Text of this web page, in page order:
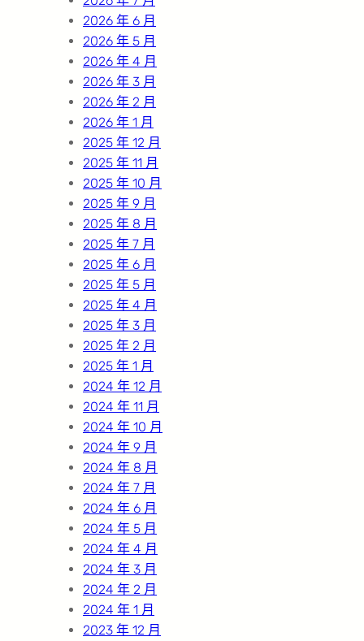
2026 年 6 月
2026 年 5 月
2026 年 4 月
2026 年 3 月
2026 年 2 月
2026 年 1 月
2025 年 12 月
2025 年 11 月
2025 年 10 月
2025 年 9 月
2025 年 8 月
2025 年 7 月
2025 年 6 月
2025 年 5 月
2025 年 4 月
2025 年 3 月
2025 年 2 月
2025 年 1 月
2024 年 12 月
2024 年 11 月
2024 年 10 月
2024 年 9 月
2024 年 8 月
2024 年 7 月
2024 年 6 月
2024 年 5 月
2024 年 4 月
2024 年 3 月
2024 年 2 月
2024 年 1 月
2023 年 12 月